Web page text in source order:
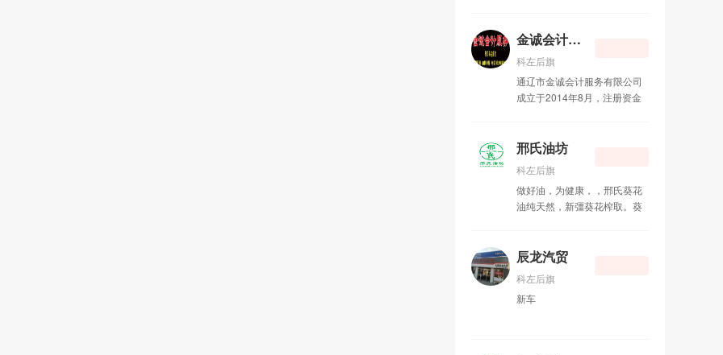
以新旧结合为特色的建筑装饰
风格，不断努力展现新颖、时
化的作品。 公司以民族特色为
发展方向。以专业化的设计与
品牌而开拓进取。作为具有浓
郁民族特色的装饰企业，公司
凭借杰出的设计团队和一流的
施工队伍以及规范的管理制
户的满意，树立了良好的信
誉，奠定了公司不断发展的基
础。 我们是来自草原深处的美
化者。擅长民族特色风格与现
铲车各一辆，小货车一辆、大
设备齐全，农田400亩。土地
手续齐全急需转让。
金诚会计服务
科左后旗
通辽市金诚会计服务有限公司
成立于2014年8月，注册资金
司工作团队具有10年以上的工
企业、行政事业单位记账，企
业税务申报，代办营业执照、
税务登记，对公账户开立，财
现代社会经济的不断发展和国
家对企业的管理逐步完善，公
越正规化，近年来各项税收相
邢氏油坊
科左后旗
做好油，为健康，，邢氏葵花
油纯天然，新彊葵花榨取。葵
油，一份心。本油坊全年榨
辰龙汽贸
科左后旗
新车